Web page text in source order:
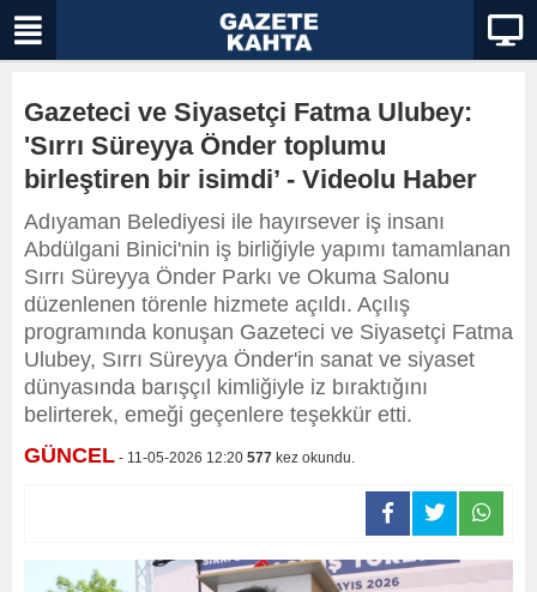
Gazeteci ve Siyasetçi Fatma Ulubey:
'Sırrı Süreyya Önder toplumu
birleştiren bir isimdi’ - Videolu Haber
Adıyaman Belediyesi ile hayırsever iş insanı
Abdülgani Binici'nin iş birliğiyle yapımı tamamlanan
Sırrı Süreyya Önder Parkı ve Okuma Salonu
düzenlenen törenle hizmete açıldı. Açılış
programında konuşan Gazeteci ve Siyasetçi Fatma
Ulubey, Sırrı Süreyya Önder'in sanat ve siyaset
dünyasında barışçıl kimliğiyle iz bıraktığını
belirterek, emeği geçenlere teşekkür etti.
GÜNCEL - 11-05-2026 12:20 577 kez okundu.